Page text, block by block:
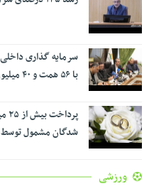
با ۵۶ همت و ۴۰ میلیون یورو می باشد
شدگان مشمول توسط
ورزشی